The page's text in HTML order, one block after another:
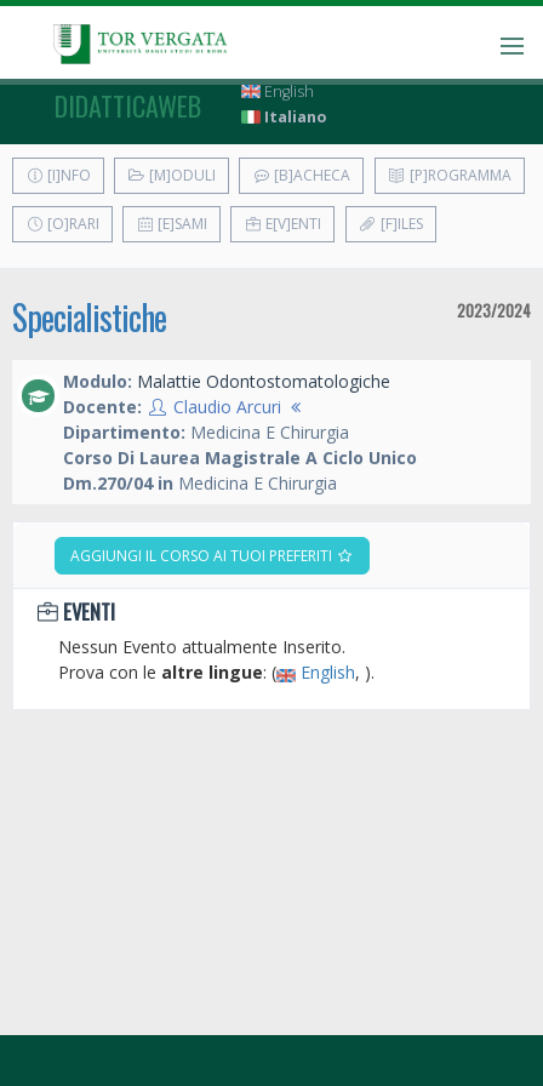
DIDATTICAWEB
English
Italiano
[I]NFO [M]ODULI [B]ACHECA [P]ROGRAMMA
[O]RARI [E]SAMI E[V]ENTI [F]ILES
Specialistiche 2023/2024
Modulo: Malattie Odontostomatologiche
Docente:
Claudio Arcuri
Dipartimento: Medicina E Chirurgia
Corso Di Laurea Magistrale A Ciclo Unico
Dm.270/04 in Medicina E Chirurgia
AGGIUNGI IL CORSO AI TUOI PREFERITI
EVENTI
Nessun Evento attualmente Inserito.
Prova con le altre lingue: ( English, ).